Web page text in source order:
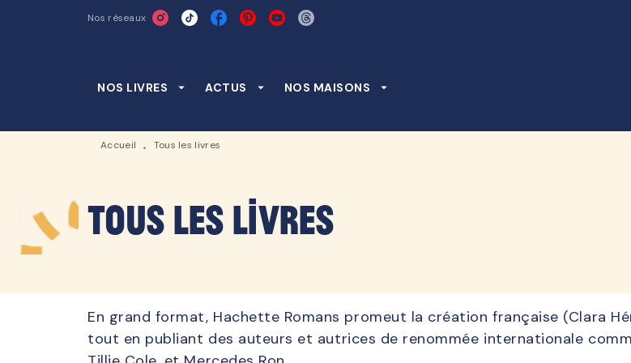
RECHERCHE CONTENU
Nos réseaux
NOS LIVRES arrow_drop_down ACTUS arrow_drop_down NOS MAISONS arrow_drop_down
Accueil • Tous les livres
Tous les livres
En grand format, Hachette Romans promeut la création française (Clara
tout en publiant des auteurs et autrices de renommée internationale